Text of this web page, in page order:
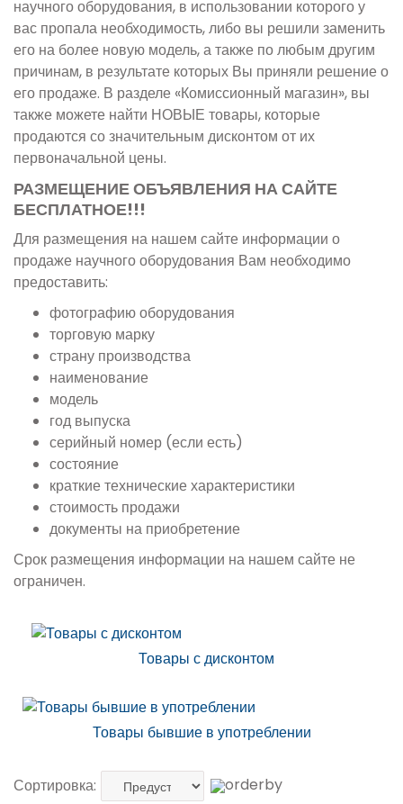
научного оборудования, в использовании которого у
вас пропала необходимость, либо вы решили заменить
его на более новую модель, а также по любым другим
причинам, в результате которых Вы приняли решение о
его продаже. В разделе «Комиссионный магазин», вы
также можете найти НОВЫЕ товары, которые
продаются со значительным дисконтом от их
первоначальной цены.
РАЗМЕЩЕНИЕ ОБЪЯВЛЕНИЯ НА САЙТЕ
БЕСПЛАТНОЕ!!!
Для размещения на нашем сайте информации о
продаже научного оборудования Вам необходимо
предоставить:
фотографию оборудования
торговую марку
страну производства
наименование
модель
год выпуска
серийный номер (если есть)
состояние
краткие технические характеристики
стоимость продажи
документы на приобретение
Срок размещения информации на нашем сайте не
ограничен.
Товары с дисконтом
Товары бывшие в употреблении
Сортировка: